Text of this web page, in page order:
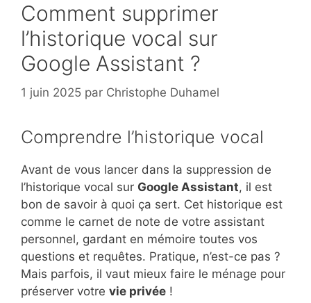
Comment supprimer
l’historique vocal sur
Google Assistant ?
1 juin 2025 par Christophe Duhamel
Comprendre l’historique vocal
Avant de vous lancer dans la suppression de
l’historique vocal sur Google Assistant, il est
bon de savoir à quoi ça sert. Cet historique est
comme le carnet de note de votre assistant
personnel, gardant en mémoire toutes vos
questions et requêtes. Pratique, n’est-ce pas ?
Mais parfois, il vaut mieux faire le ménage pour
préserver votre vie privée !